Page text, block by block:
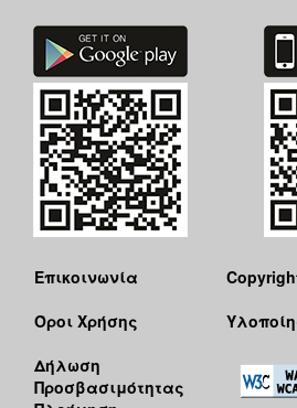
Επικοινωνία
Όροι Χρήσης
Δήλωση
Προσβασιμότητας